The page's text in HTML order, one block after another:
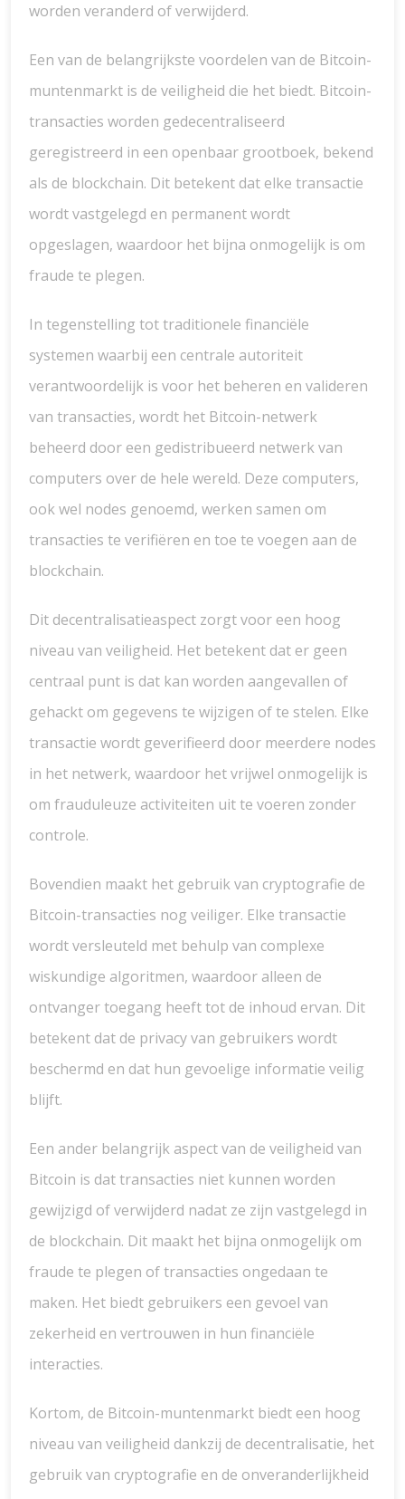
worden veranderd of verwijderd.
Een van de belangrijkste voordelen van de Bitcoin-
muntenmarkt is de veiligheid die het biedt. Bitcoin-
transacties worden gedecentraliseerd
geregistreerd in een openbaar grootboek, bekend
als de blockchain. Dit betekent dat elke transactie
wordt vastgelegd en permanent wordt
opgeslagen, waardoor het bijna onmogelijk is om
fraude te plegen.
In tegenstelling tot traditionele financiële
systemen waarbij een centrale autoriteit
verantwoordelijk is voor het beheren en valideren
van transacties, wordt het Bitcoin-netwerk
beheerd door een gedistribueerd netwerk van
computers over de hele wereld. Deze computers,
ook wel nodes genoemd, werken samen om
transacties te verifiëren en toe te voegen aan de
blockchain.
Dit decentralisatieaspect zorgt voor een hoog
niveau van veiligheid. Het betekent dat er geen
centraal punt is dat kan worden aangevallen of
gehackt om gegevens te wijzigen of te stelen. Elke
transactie wordt geverifieerd door meerdere nodes
in het netwerk, waardoor het vrijwel onmogelijk is
om frauduleuze activiteiten uit te voeren zonder
controle.
Bovendien maakt het gebruik van cryptografie de
Bitcoin-transacties nog veiliger. Elke transactie
wordt versleuteld met behulp van complexe
wiskundige algoritmen, waardoor alleen de
ontvanger toegang heeft tot de inhoud ervan. Dit
betekent dat de privacy van gebruikers wordt
beschermd en dat hun gevoelige informatie veilig
blijft.
Een ander belangrijk aspect van de veiligheid van
Bitcoin is dat transacties niet kunnen worden
gewijzigd of verwijderd nadat ze zijn vastgelegd in
de blockchain. Dit maakt het bijna onmogelijk om
fraude te plegen of transacties ongedaan te
maken. Het biedt gebruikers een gevoel van
zekerheid en vertrouwen in hun financiële
interacties.
Kortom, de Bitcoin-muntenmarkt biedt een hoog
niveau van veiligheid dankzij de decentralisatie, het
gebruik van cryptografie en de onveranderlijkheid